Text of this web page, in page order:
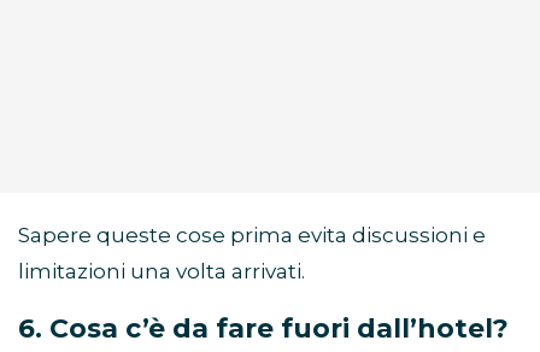
Sapere queste cose prima evita discussioni e
limitazioni una volta arrivati.
6. Cosa c’è da fare fuori dall’hotel?